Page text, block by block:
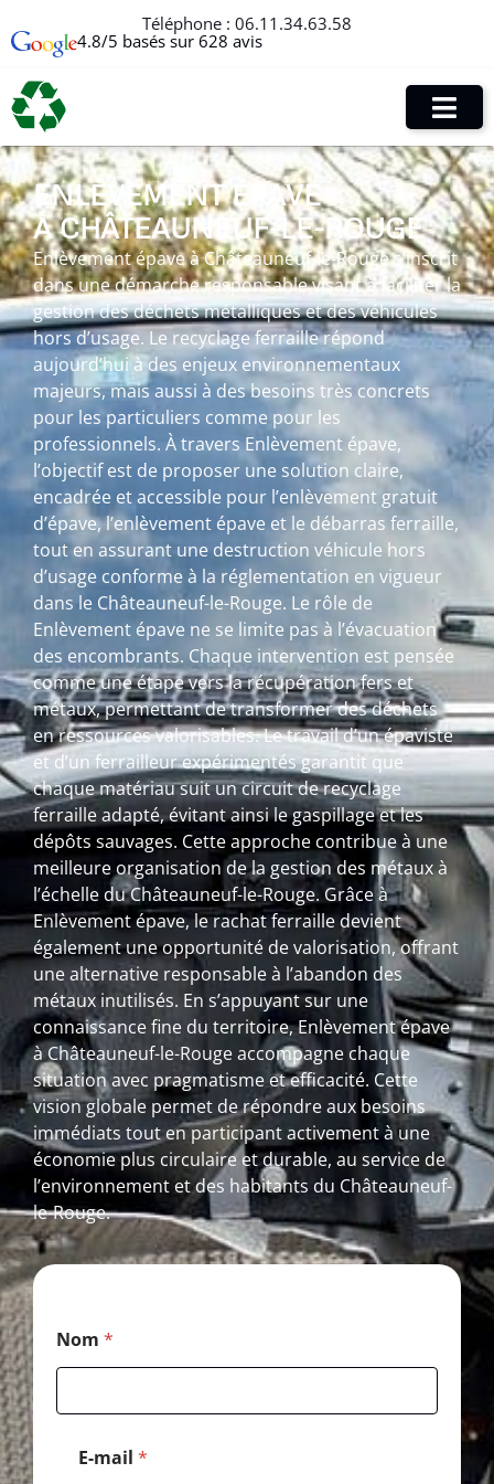
Téléphone : 06.11.34.63.58
4.8/5 basés sur 628 avis
ENLÈVEMENT ÉPAVE
À CHÂTEAUNEUF-LE-ROUGE
Enlèvement épave à Châteauneuf-le-Rouge s’inscrit
dans une démarche responsable visant à faciliter la
gestion des déchets métalliques et des véhicules
hors d’usage. Le recyclage ferraille répond
aujourd’hui à des enjeux environnementaux
majeurs, mais aussi à des besoins très concrets
pour les particuliers comme pour les
professionnels. À travers Enlèvement épave,
l’objectif est de proposer une solution claire,
encadrée et accessible pour l’enlèvement gratuit
d’épave, l’enlèvement épave et le débarras ferraille,
tout en assurant une destruction véhicule hors
d’usage conforme à la réglementation en vigueur
dans le Châteauneuf-le-Rouge. Le rôle de
Enlèvement épave ne se limite pas à l’évacuation
des encombrants. Chaque intervention est pensée
comme une étape vers la récupération fers et
métaux, permettant de transformer des déchets
en ressources valorisables. Le travail d’un épaviste
et d’un ferrailleur expérimentés garantit que
chaque matériau suit un circuit de recyclage
ferraille adapté, évitant ainsi le gaspillage et les
dépôts sauvages. Cette approche contribue à une
meilleure organisation de la gestion des métaux à
l’échelle du Châteauneuf-le-Rouge. Grâce à
Enlèvement épave, le rachat ferraille devient
également une opportunité de valorisation, offrant
une alternative responsable à l’abandon des
métaux inutilisés. En s’appuyant sur une
connaissance fine du territoire, Enlèvement épave
à Châteauneuf-le-Rouge accompagne chaque
situation avec pragmatisme et efficacité. Cette
vision globale permet de répondre aux besoins
immédiats tout en participant activement à une
économie plus circulaire et durable, au service de
l’environnement et des habitants du Châteauneuf-
le-Rouge.
Nom *
E-mail *
é
l